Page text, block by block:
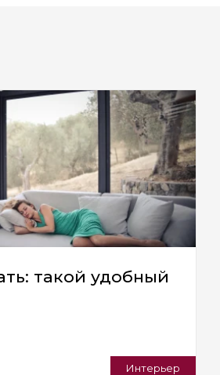
такой удобный
Интерьер